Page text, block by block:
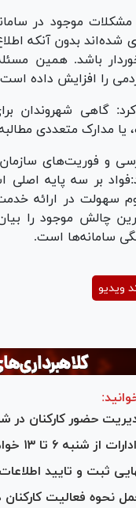
مشکلات موجود در
شده‌اند بدون آنکه
باشد. همین
را افزایش داده
گاهی شهروندان
یا مدارک متعددی
و فوریت‌های
بر سه پایه
سهولت در ارائه
چالش موجود را
سامانه‌ها است.
ویدیو
حضور کارکنان در
شنبه ۶ تا ۱۳ خواهد شد
ثبت و تایید
نحوه فعالیت